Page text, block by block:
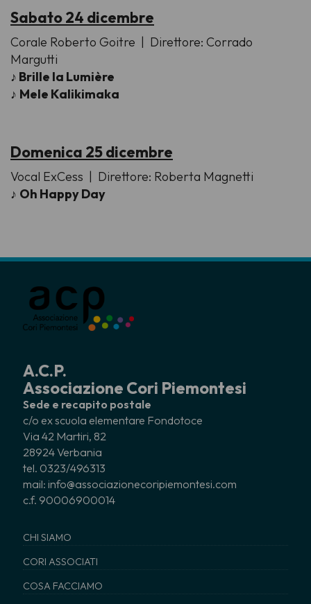
Sabato 24 dicembre
Corale Roberto Goitre | Direttore: Corrado
Margutti
♪ Brille la Lumière
♪ Mele Kalikimaka
Domenica 25 dicembre
Vocal ExCess | Direttore: Roberta Magnetti
♪ Oh Happy Day
A.C.P.
Associazione Cori Piemontesi
Sede e recapito postale
c/o ex scuola elementare Fondotoce
Via 42 Martiri, 82
28924 Verbania
tel. 0323/496313
mail: info@associazionecoripiemontesi.com
c.f. 90006900014
CHI SIAMO
CORI ASSOCIATI
COSA FACCIAMO